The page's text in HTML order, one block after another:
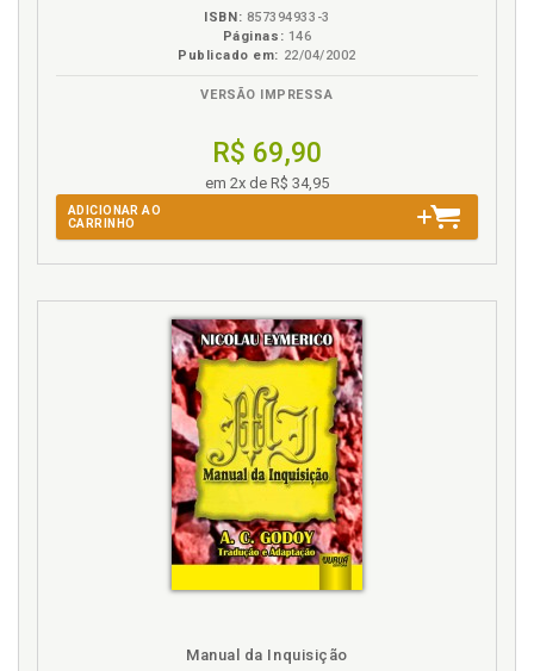
ISBN: 857394933-3
Páginas: 146
Publicado em: 22/04/2002
VERSÃO IMPRESSA
R$ 69,90
em 2x de R$ 34,95
ADICIONAR AO
CARRINHO
Manual da Inquisição